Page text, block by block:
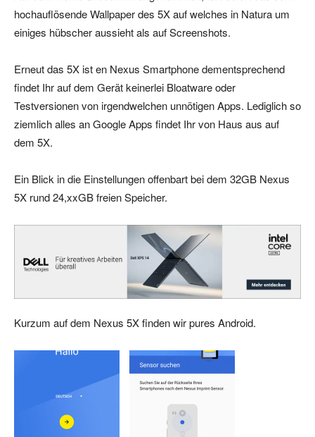
hochauflösende Wallpaper des 5X auf welches in Natura um
einiges hübscher aussieht als auf Screenshots.
Erneut das 5X ist en Nexus Smartphone dementsprechend
findet Ihr auf dem Gerät keinerlei Bloatware oder
Testversionen von irgendwelchen unnötigen Apps. Lediglich so
ziemlich alles an Google Apps findet Ihr von Haus aus auf
dem 5X.
Ein Blick in die Einstellungen offenbart bei dem 32GB Nexus
5X rund 24,xxGB freien Speicher.
Kurzum auf dem Nexus 5X finden wir pures Android.